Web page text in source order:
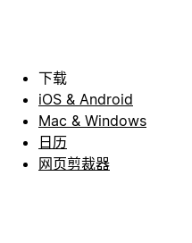
下载
iOS & Android
Mac & Windows
日历
网页剪裁器